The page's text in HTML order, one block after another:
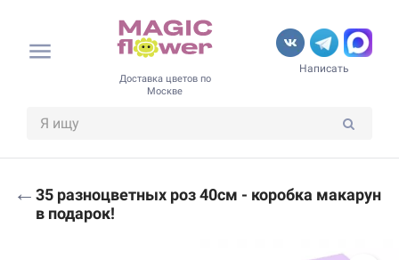
Доставка цветов по
Москве
Написать
← 35 разноцветных роз 40см - коробка макарун
в подарок!